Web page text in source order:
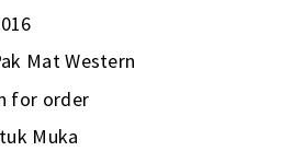
Mat Western
for order
Muka